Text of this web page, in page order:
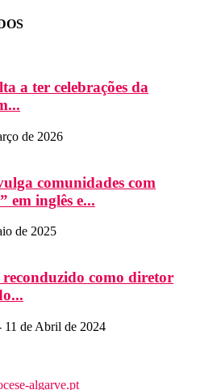
a ter celebrações da
de 2026
comunidades com
em inglês e...
de 2025
como diretor
11 de Abril de 2024
algarve.pt